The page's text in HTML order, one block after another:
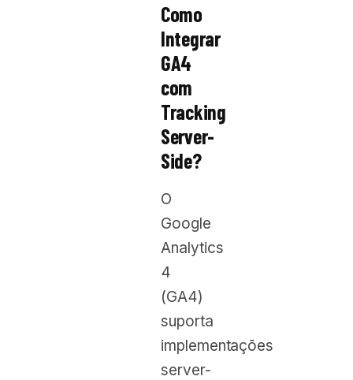
Como
Integrar
GA4
com
Tracking
Server-
Side?
O
Google
Analytics
4
(GA4)
suporta
implementações
server-